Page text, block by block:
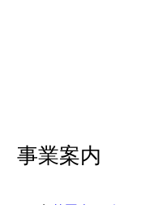
事業案内